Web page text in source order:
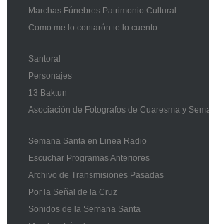
Marchas Fúnebres Patrimonio Cultural
Como me lo contarón te lo cuento...
Santoral
Personajes
13 Baktun
Asociación de Fotografos de Cuaresma y
Semana Santa en Linea Radio
Escuchar Programas Anteriores
Archivo de Transmisiones Pasadas
Por la Señal de la Cruz
Sonidos de la Semana Santa